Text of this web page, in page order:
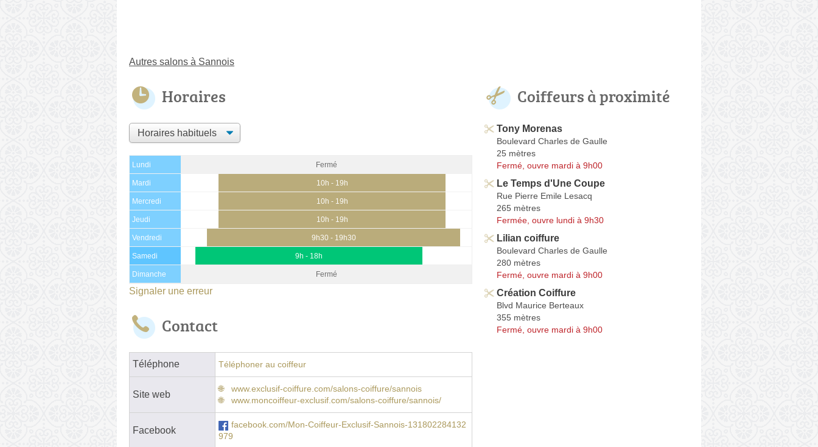
Autres salons à Sannois
Horaires
Lundi Fermé
Mardi 10h - 19h
Mercredi 10h - 19h
Jeudi 10h - 19h
Vendredi 9h30 - 19h30
Samedi 9h - 18h
Dimanche Fermé
Signaler une erreur
Contact
Téléphone Téléphoner au coiffeur
Site web
www.exclusif-coiffure.com/salons-coiffure/sannois
www.moncoiffeur-exclusif.com/salons-coiffure/sannois/
Facebook
facebook.com/Mon-Coiffeur-Exclusif-Sannois-131802284132
979
Coiffeurs à proximité
Tony Morenas
Boulevard Charles de Gaulle
25 mètres
Fermé, ouvre mardi à 9h00
Le Temps d'Une Coupe
Rue Pierre Emile Lesacq
265 mètres
Fermée, ouvre lundi à 9h30
Lilian coiffure
Boulevard Charles de Gaulle
280 mètres
Fermé, ouvre mardi à 9h00
Création Coiffure
Blvd Maurice Berteaux
355 mètres
Fermé, ouvre mardi à 9h00